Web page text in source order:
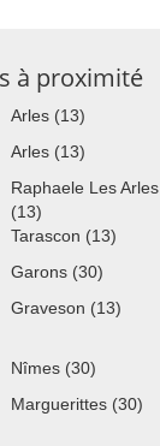
à proximité
Arles (13)
Arles (13)
Raphaele Les Arles
(13)
Tarascon (13)
Garons (30)
Graveson (13)
Nîmes (30)
Marguerittes (30)